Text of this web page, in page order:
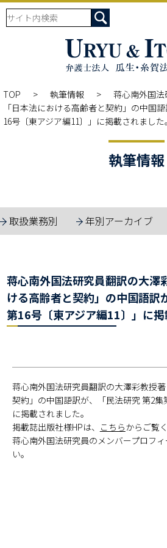
TOP 執筆情報
蒋心南外国
「日本法における高齢者と契約」の中国
16号〔東アジア編11〕」に掲載されました。
執筆情報
取扱業務別 年別アーカイブ
蒋心南外国法研究員翻訳の大澤
ける高齢者と契約」の中国語訳
第16号〔東アジア編11〕」に掲
蒋心南外国法研究員翻訳の大澤彩教授
契約」の中国語訳が、「民法研究 第2集
に掲載されました。
掲載誌出版社様HPは、 こちらからご覧
蒋心南外国法研究員のメンバープロフ
い。